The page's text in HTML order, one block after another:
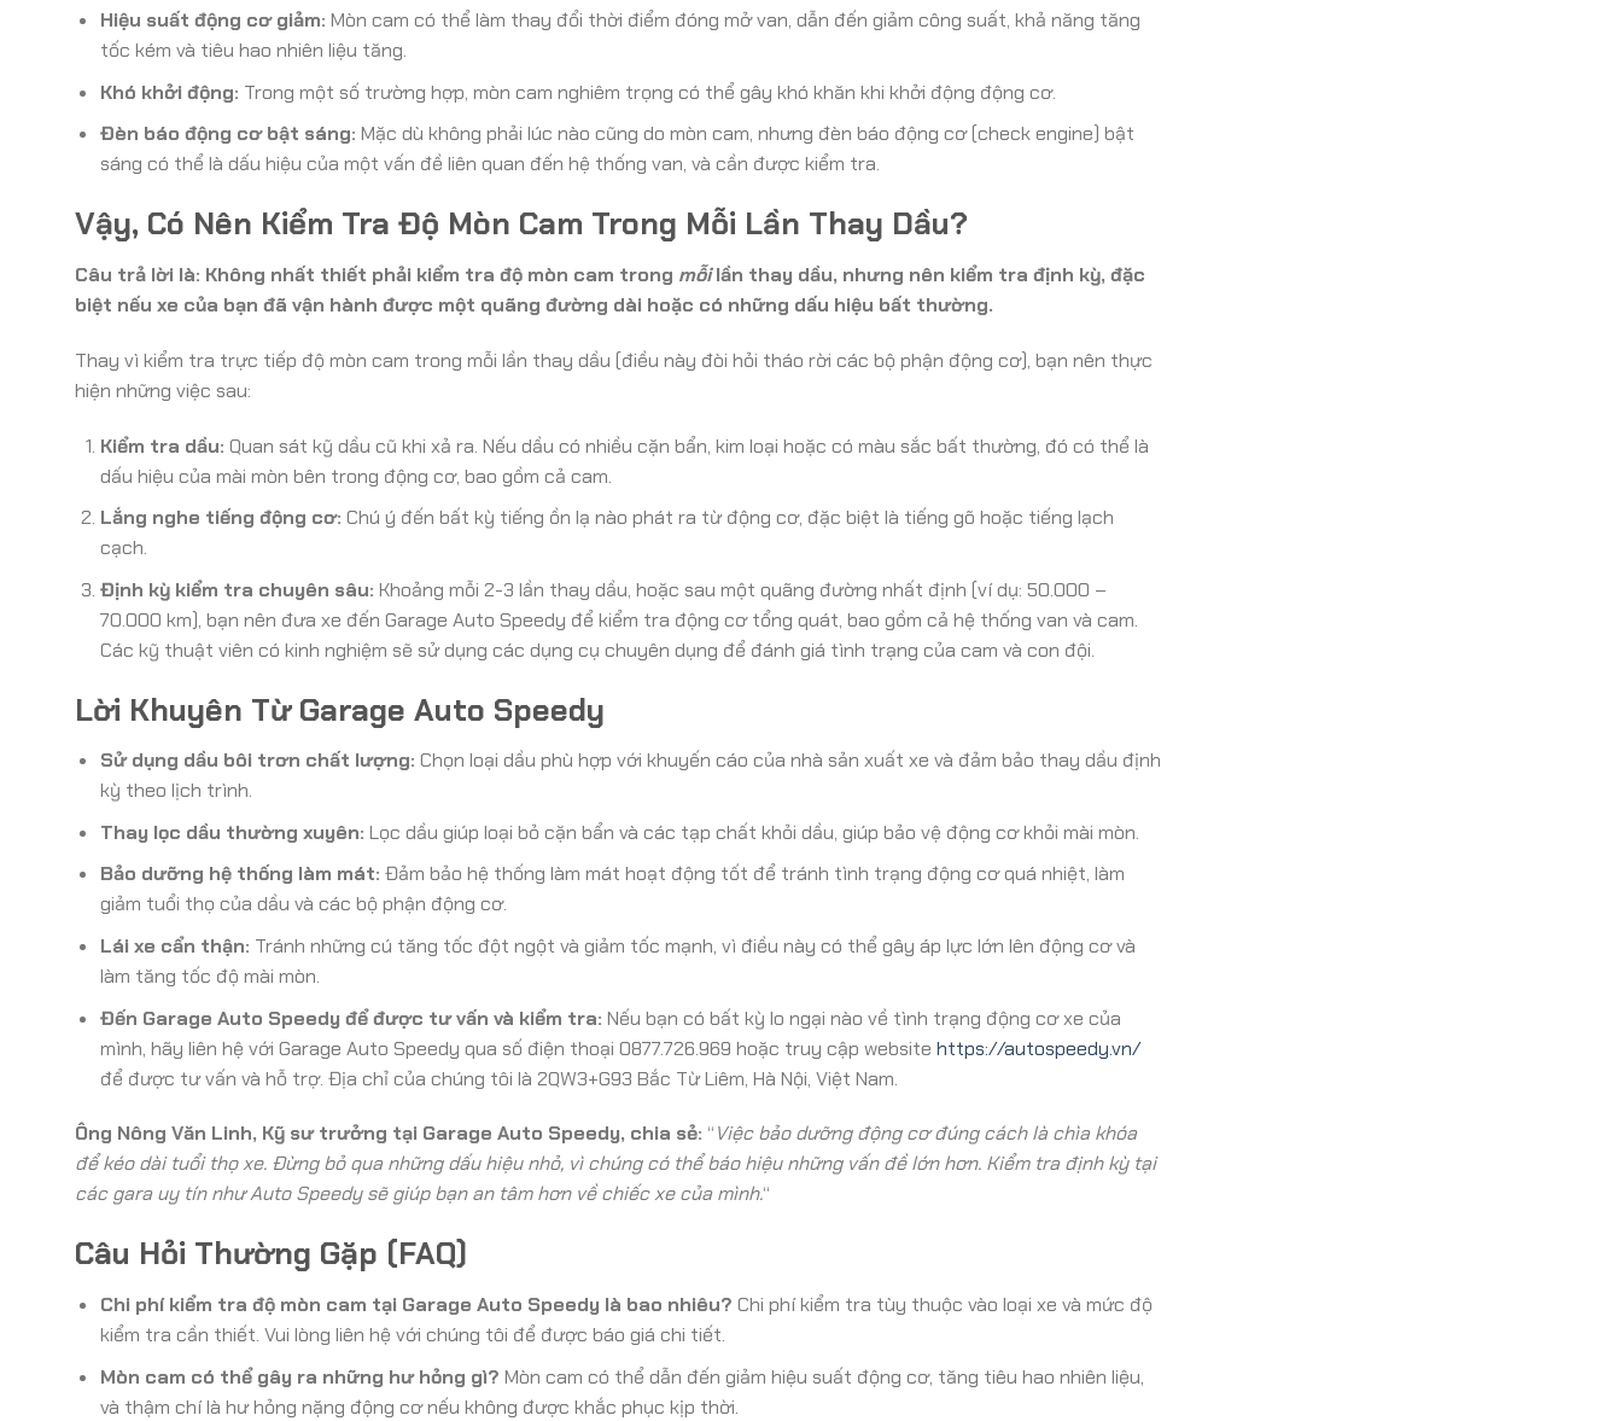
Hiệu suất động cơ giảm: Mòn cam có thể làm thay đổi thời điểm đóng mở van, dẫn đến giảm công suất, khả năng tăng
tốc kém và tiêu hao nhiên liệu tăng.
Khó khởi động: Trong một số trường hợp, mòn cam nghiêm trọng có thể gây khó khăn khi khởi động động cơ.
Đèn báo động cơ bật sáng: Mặc dù không phải lúc nào cũng do mòn cam, nhưng đèn báo động cơ (check engine) bật
sáng có thể là dấu hiệu của một vấn đề liên quan đến hệ thống van, và cần được kiểm tra.
Vậy, Có Nên Kiểm Tra Độ Mòn Cam Trong Mỗi Lần Thay Dầu?
Câu trả lời là: Không nhất thiết phải kiểm tra độ mòn cam trong mỗilần thay dầu, nhưng nên kiểm tra định kỳ, đặc
biệt nếu xe của bạn đã vận hành được một quãng đường dài hoặc có những dấu hiệu bất thường.
Thay vì kiểm tra trực tiếp độ mòn cam trong mỗi lần thay dầu (điều này đòi hỏi tháo rời các bộ phận động cơ), bạn nên thực
hiện những việc sau:
Kiểm tra dầu: Quan sát kỹ dầu cũ khi xả ra. Nếu dầu có nhiều cặn bẩn, kim loại hoặc có màu sắc bất thường, đó có thể là
dấu hiệu của mài mòn bên trong động cơ, bao gồm cả cam.
Lắng nghe tiếng động cơ: Chú ý đến bất kỳ tiếng ồn lạ nào phát ra từ động cơ, đặc biệt là tiếng gõ hoặc tiếng lạch
cạch.
Định kỳ kiểm tra chuyên sâu: Khoảng mỗi 2-3 lần thay dầu, hoặc sau một quãng đường nhất định (ví dụ: 50.000 –
70.000 km), bạn nên đưa xe đến Garage Auto Speedy để kiểm tra động cơ tổng quát, bao gồm cả hệ thống van và cam.
Các kỹ thuật viên có kinh nghiệm sẽ sử dụng các dụng cụ chuyên dụng để đánh giá tình trạng của cam và con đội.
Lời Khuyên Từ Garage Auto Speedy
Sử dụng dầu bôi trơn chất lượng: Chọn loại dầu phù hợp với khuyến cáo của nhà sản xuất xe và đảm bảo thay dầu định
kỳ theo lịch trình.
Thay lọc dầu thường xuyên: Lọc dầu giúp loại bỏ cặn bẩn và các tạp chất khỏi dầu, giúp bảo vệ động cơ khỏi mài mòn.
Bảo dưỡng hệ thống làm mát: Đảm bảo hệ thống làm mát hoạt động tốt để tránh tình trạng động cơ quá nhiệt, làm
giảm tuổi thọ của dầu và các bộ phận động cơ.
Lái xe cẩn thận: Tránh những cú tăng tốc đột ngột và giảm tốc mạnh, vì điều này có thể gây áp lực lớn lên động cơ và
làm tăng tốc độ mài mòn.
Đến Garage Auto Speedy để được tư vấn và kiểm tra: Nếu bạn có bất kỳ lo ngại nào về tình trạng động cơ xe của
mình, hãy liên hệ với Garage Auto Speedy qua số điện thoại 0877.726.969 hoặc truy cập website https://autospeedy.vn/
để được tư vấn và hỗ trợ. Địa chỉ của chúng tôi là 2QW3+G93 Bắc Từ Liêm, Hà Nội, Việt Nam.
Ông Nông Văn Linh, Kỹ sư trưởng tại Garage Auto Speedy, chia sẻ: “Việc bảo dưỡng động cơ đúng cách là chìa khóa
để kéo dài tuổi thọ xe. Đừng bỏ qua những dấu hiệu nhỏ, vì chúng có thể báo hiệu những vấn đề lớn hơn. Kiểm tra định kỳ tại
các gara uy tín như Auto Speedy sẽ giúp bạn an tâm hơn về chiếc xe của mình.“
Câu Hỏi Thường Gặp (FAQ)
Chi phí kiểm tra độ mòn cam tại Garage Auto Speedy là bao nhiêu? Chi phí kiểm tra tùy thuộc vào loại xe và mức độ
kiểm tra cần thiết. Vui lòng liên hệ với chúng tôi để được báo giá chi tiết.
Mòn cam có thể gây ra những hư hỏng gì? Mòn cam có thể dẫn đến giảm hiệu suất động cơ, tăng tiêu hao nhiên liệu,
và thậm chí là hư hỏng nặng động cơ nếu không được khắc phục kịp thời.